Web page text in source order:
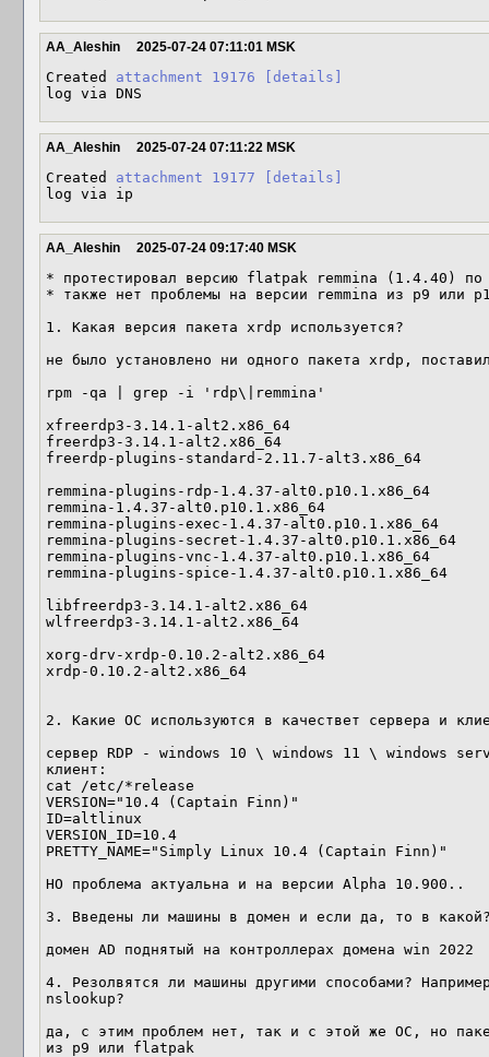
AA_Aleshin 2025-07-24 07:11:01 MSK
Created attachment 19176
[details]
log via DNS
AA_Aleshin 2025-07-24 07:11:22 MSK
Created attachment 19177
[details]
log via ip
AA_Aleshin 2025-07-24 09:17:40 MSK
* протестировал версию flatpak remmina (1.4.40) по
* также нет проблемы на версии remmina из p9 или
1. Какая версия пакета xrdp используется?
не было установлено ни одного пакета xrdp,
rpm -qa | grep -i 'rdp\|remmina'
xfreerdp3-3.14.1-alt2.x86_64
freerdp3-3.14.1-alt2.x86_64
freerdp-plugins-standard-2.11.7-alt3.x86_64
remmina-plugins-rdp-1.4.37-alt0.p10.1.x86_64
remmina-1.4.37-alt0.p10.1.x86_64
remmina-plugins-exec-1.4.37-alt0.p10.1.x86_64
remmina-plugins-secret-1.4.37-alt0.p10.1.x86_64
remmina-plugins-vnc-1.4.37-alt0.p10.1.x86_64
remmina-plugins-spice-1.4.37-alt0.p10.1.x86_64
libfreerdp3-3.14.1-alt2.x86_64
wlfreerdp3-3.14.1-alt2.x86_64
xorg-drv-xrdp-0.10.2-alt2.x86_64
xrdp-0.10.2-alt2.x86_64
2. Какие ОС используются в качествет сервера и
сервер RDP - windows 10 \ windows 11 \ windows
клиент:
cat /etc/*release
VERSION="10.4 (Captain Finn)"
ID=altlinux
VERSION_ID=10.4
PRETTY_NAME="Simply Linux 10.4 (Captain Finn)"
НО проблема актуальна и на версии Alpha 10.900..
3. Введены ли машины в домен и если да, то в
домен AD поднятый на контроллерах домена win 2022
4. Резолвятся ли машины другими способами?
nslookup?
да, с этим проблем нет, так и с этой же ОС, но
из p9 или flatpak